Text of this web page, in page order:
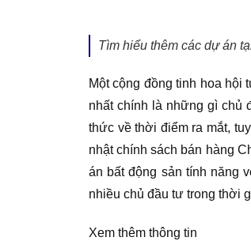
Tìm hiểu thêm các dự án
Một cộng đồng tinh hoa hội
nhất chính là những gì chủ
thức về thời điểm ra mắt,
nhật chính sách bán hàng
án bất động sản tính năng
nhiều chủ đầu tư trong thời
Xem thêm thông tin